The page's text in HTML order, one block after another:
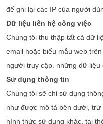
để ghi lại các IP của người
Dữ liệu liên hệ công việc
Chúng tôi thu thập tất cả dữ
email hoặc biểu mẫu web
người truy cập. những dữ liệu
Sử dụng thông tin
Chúng tôi sẽ chỉ sử dụng
như được mô tả bên dưới,
hình thức sử dụng khác, tại